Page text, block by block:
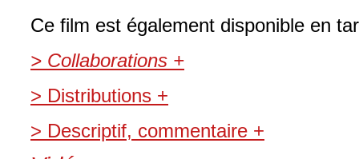
Ce film est également disponible en
> Collaborations +
> Distributions +
> Descriptif, commentaire +